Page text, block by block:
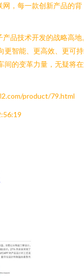
网，每一款创新产品的背
产品技术开发的战略高地
更智能、更高效、更可
间的变革力量，无疑将
product/79.html